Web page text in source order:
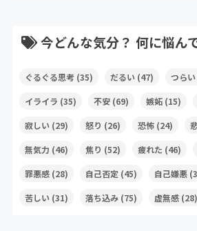
今どんな気分？ 何に悩ん
ぐるぐる思考(35) だるい(47) つらい
イライラ (35) 不安(69) 嫉妬(15)
寂しい(29) 怒り (26) 恐怖(24)
無気力 (46) 焦り (52) 疲れた (46)
罪悪感(28) 自己否定 (45) 自己嫌悪
苦しい(31) 落ち込み(75) 虚無感(28)